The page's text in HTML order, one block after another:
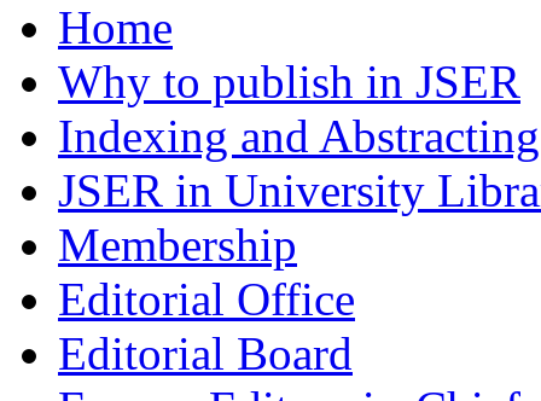
Home
Why to publish in JSER
Indexing and Abstracting
JSER in University
Membership
Editorial Office
Editorial Board